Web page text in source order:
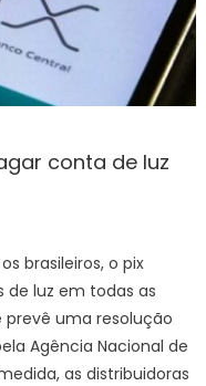
conta de luz
brasileiros, o pix
de luz em todas as
prevê uma resolução
Agência Nacional de
as distribuidoras